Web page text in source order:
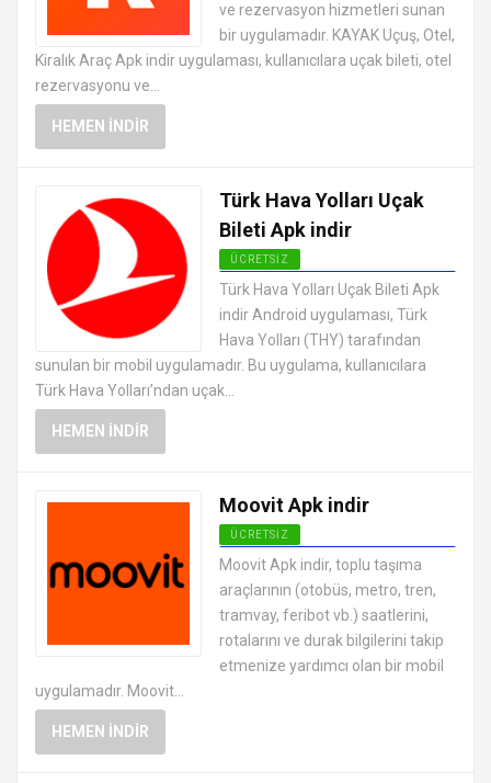
ve rezervasyon hizmetleri sunan
bir uygulamadır. KAYAK Uçuş, Otel,
Kiralık Araç Apk indir uygulaması, kullanıcılara uçak bileti, otel
rezervasyonu ve...
HEMEN İNDIR
Türk Hava Yolları Uçak
Bileti Apk indir
ÜCRETSIZ
ANDROID TATIL VE SEYAHAT
UYGULAMALARI APK
Türk Hava Yolları Uçak Bileti Apk
indir Android uygulaması, Türk
Hava Yolları (THY) tarafından
sunulan bir mobil uygulamadır. Bu uygulama, kullanıcılara
Türk Hava Yolları’ndan uçak...
HEMEN İNDIR
Moovit Apk indir
ÜCRETSIZ
ANDROID TATIL VE SEYAHAT
UYGULAMALARI APK
Moovit Apk indir, toplu taşıma
araçlarının (otobüs, metro, tren,
tramvay, feribot vb.) saatlerini,
rotalarını ve durak bilgilerini takip
etmenize yardımcı olan bir mobil
uygulamadır. Moovit...
HEMEN İNDIR